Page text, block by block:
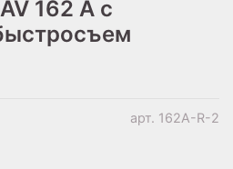
арт. 162A-R-2
162 A с